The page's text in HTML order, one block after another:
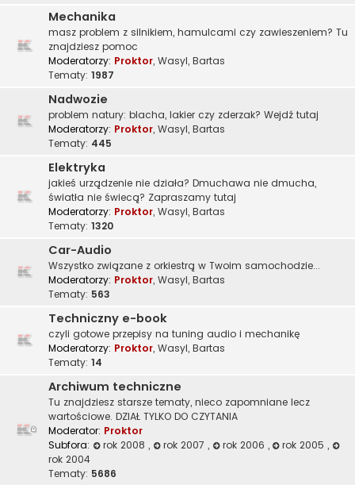
Mechanika
masz problem z silnikiem, hamulcami czy zawieszeniem? Tu
znajdziesz pomoc
Moderatorzy: Proktor, Wasyl, Bartas
Tematy: 1987
Nadwozie
problem natury: blacha, lakier czy zderzak? Wejdź tutaj
Moderatorzy: Proktor, Wasyl, Bartas
Tematy: 445
Elektryka
jakieś urządzenie nie działa? Dmuchawa nie dmucha,
światła nie świecą? Zapraszamy tutaj
Moderatorzy: Proktor, Wasyl, Bartas
Tematy: 1320
Car-Audio
Wszystko związane z orkiestrą w Twoim samochodzie...
Moderatorzy: Proktor, Wasyl, Bartas
Tematy: 563
Techniczny e-book
czyli gotowe przepisy na tuning audio i mechanikę
Moderatorzy: Proktor, Wasyl, Bartas
Tematy: 14
Archiwum techniczne
Tu znajdziesz starsze tematy, nieco zapomniane lecz
wartościowe. DZIAŁ TYLKO DO CZYTANIA
Moderator: Proktor
Subfora:
rok 2008 , rok 2007 , rok 2006 , rok 2005,
rok 2004
Tematy: 5686